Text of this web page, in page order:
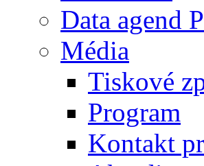
Data agend
Média
Tiskové
Program
Kontakt